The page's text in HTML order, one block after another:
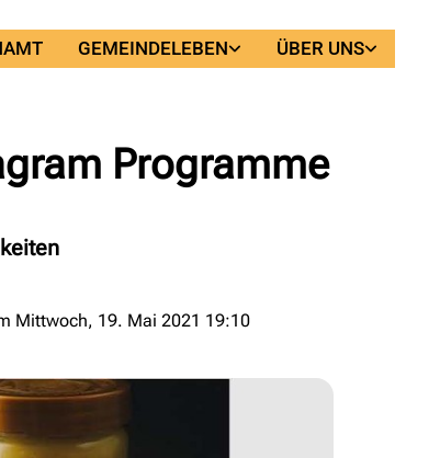
GEMEINDELEBEN ÜBER UNS
Programme
Mittwoch, 19. Mai 2021 19:10